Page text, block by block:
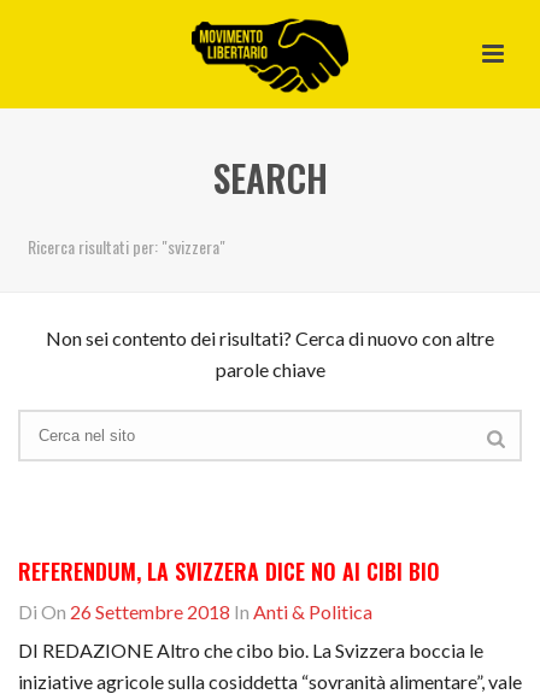
SEARCH
Ricerca risultati per: "svizzera"
Non sei contento dei risultati? Cerca di nuovo con altre
parole chiave
REFERENDUM, LA SVIZZERA DICE NO AI CIBI BIO
Di On 26 Settembre 2018 In Anti & Politica
DI REDAZIONE Altro che cibo bio. La Svizzera boccia le
iniziative agricole sulla cosiddetta “sovranità alimentare”, vale